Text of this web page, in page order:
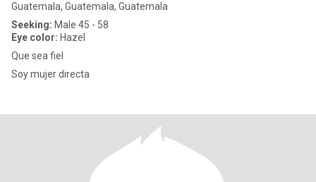
Guatemala, Guatemala, Guatemala
Seeking: Male 45 - 58
Eye color: Hazel
Que sea fiel
Soy mujer directa